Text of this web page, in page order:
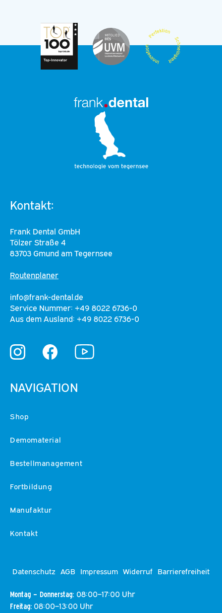
Kontakt:
Frank Dental GmbH
Tölzer Straße 4
83703 Gmund am Tegernsee
Routenplaner
info@frank-dental.de
Service Nummer: +49 8022 6736-0
Aus dem Ausland: +49 8022 6736-0
InstagramFacebook YouTube
NAVIGATION
Shop
Demomaterial
Bestellmanagement
Fortbildung
Manufaktur
Kontakt
Datenschutz AGB Impressum Widerruf Barrierefreiheit
Montag – Donnerstag: 08:00–17:00 Uhr
Freitag: 08:00–13:00 Uhr